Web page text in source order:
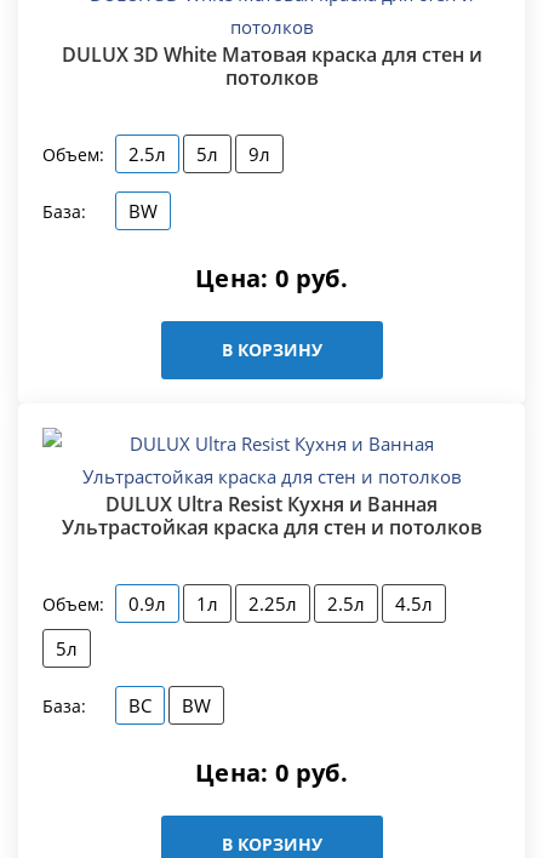
DULUX 3D White Матовая краска для стен и
потолков
Объем: 2.5л 5л 9л
База: BW
Цена: 0 руб.
В КОРЗИНУ
DULUX Ultra Resist Кухня и Ванная
Ультрастойкая краска для стен и потолков
Объем: 0.9л 1л 2.25л 2.5л
4.5л
5л
База: BC BW
Цена: 0 руб.
В КОРЗИНУ